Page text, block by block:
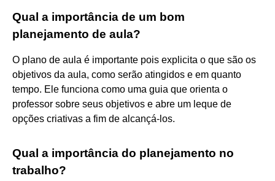
Qual a importância de um bom
planejamento de aula?
O plano de aula é importante pois explicita o que são os
objetivos da aula, como serão atingidos e em quanto
tempo. Ele funciona como uma guia que orienta o
professor sobre seus objetivos e abre um leque de
opções criativas a fim de alcançá-los.
Qual a importância do planejamento no
trabalho?